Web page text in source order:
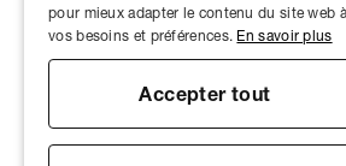
pour mieux adapter le contenu du site web à
vos besoins et préférences. En savoir plus
Accepter tout